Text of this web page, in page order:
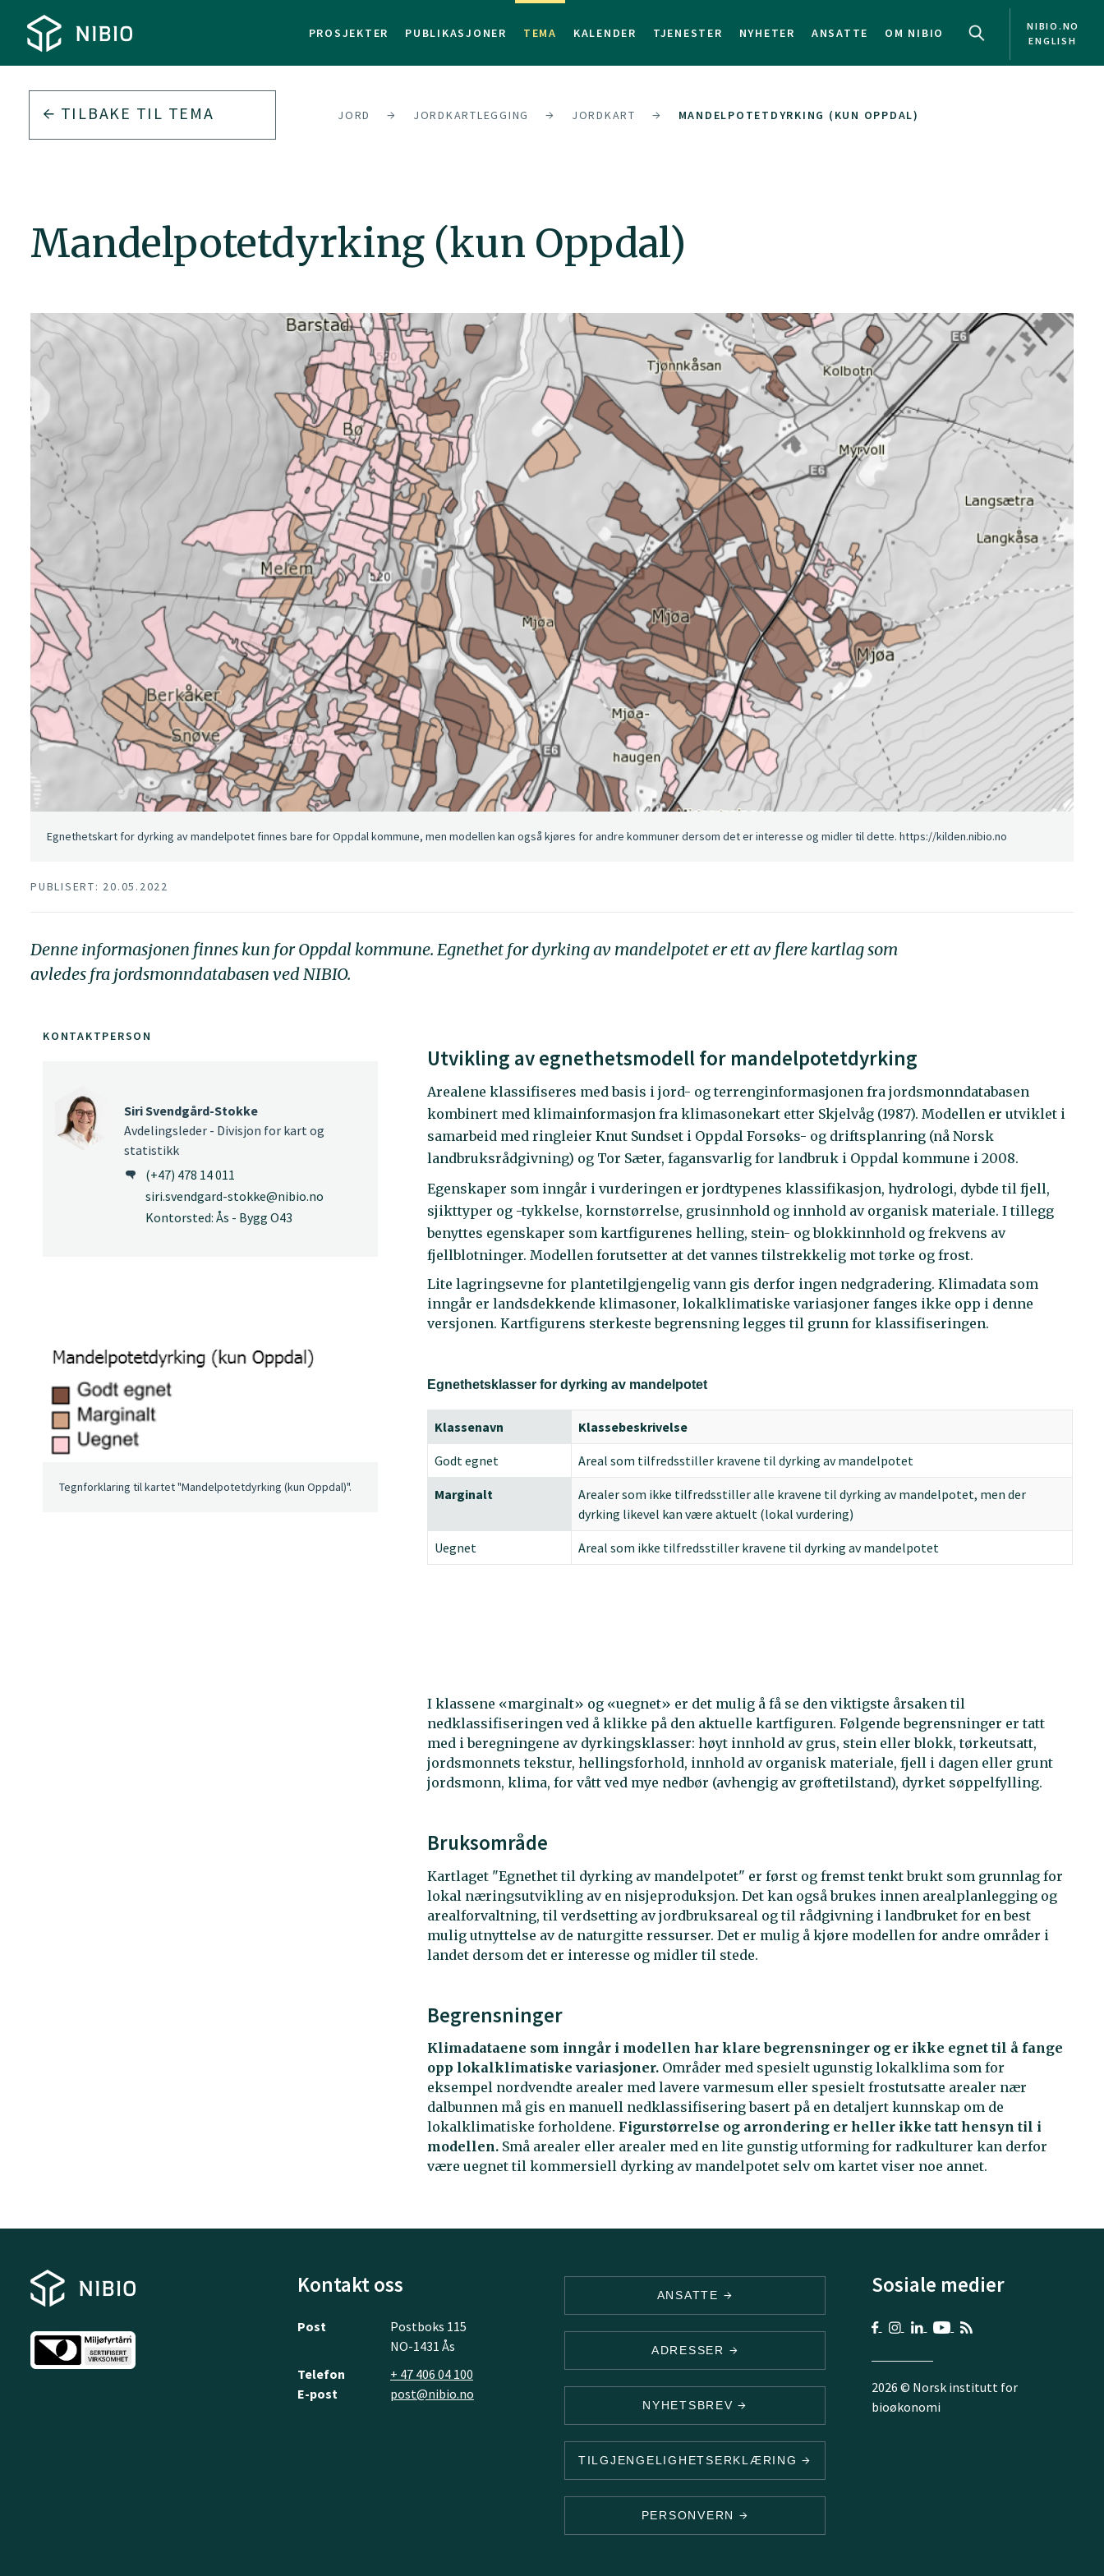
PROSJEKTER PUBLIKASJONER TEMA KALENDER TJENESTER NYHETER ANSATTE OM NIBIO
NIBIO.NO
ENGLISH
TILBAKE TIL TEMA JORD JORDKARTLEGGING JORDKART MANDELPOTETDYRKING (KUN OPPDAL)
Mandelpotetdyrking (kun Oppdal)
Egnethetskart for dyrking av mandelpotet finnes bare for Oppdal kommune, men modellen kan også kjøres for andre kommuner dersom det er interesse og midler til dette. https://kilden.nibio.no
PUBLISERT: 20.05.2022
Denne informasjonen finnes kun for Oppdal kommune. Egnethet for dyrking av mandelpotet er ett av flere kartlag som
avledes fra jordsmonndatabasen ved NIBIO.
Utvikling av egnethetsmodell for mandelpotetdyrking
Arealene klassifiseres med basis i jord- og terrenginformasjonen fra jordsmonndatabasen
kombinert med klimainformasjon fra klimasonekart etter Skjelvåg (1987). Modellen er utviklet i
samarbeid med ringleier Knut Sundset i Oppdal Forsøks- og driftsplanring (nå Norsk
landbruksrådgivning) og Tor Sæter, fagansvarlig for landbruk i Oppdal kommune i 2008.
Egenskaper som inngår i vurderingen er jordtypenes klassifikasjon, hydrologi, dybde til fjell,
sjikttyper og -tykkelse, kornstørrelse, grusinnhold og innhold av organisk materiale. I tillegg
benyttes egenskaper som kartfigurenes helling, stein- og blokkinnhold og frekvens av
fjellblotninger. Modellen forutsetter at det vannes tilstrekkelig mot tørke og frost.
Lite lagringsevne for plantetilgjengelig vann gis derfor ingen nedgradering. Klimadata som
inngår er landsdekkende klimasoner, lokalklimatiske variasjoner fanges ikke opp i denne
versjonen. Kartfigurens sterkeste begrensning legges til grunn for klassifiseringen.
Egnethetsklasser for dyrking av mandelpotet
Klassenavn Klassebeskrivelse
Godt egnet Areal som tilfredsstiller kravene til dyrking av mandelpotet
Marginalt
Arealer som ikke tilfredsstiller alle kravene til dyrking av mandelpotet, men der
dyrking likevel kan være aktuelt (lokal vurdering)
Uegnet Areal som ikke tilfredsstiller kravene til dyrking av mandelpotet
I klassene «marginalt» og «uegnet» er det mulig å få se den viktigste årsaken til
nedklassifiseringen ved å klikke på den aktuelle kartfiguren. Følgende begrensninger er tatt
med i beregningene av dyrkingsklasser: høyt innhold av grus, stein eller blokk, tørkeutsatt,
jordsmonnets tekstur, hellingsforhold, innhold av organisk materiale, fjell i dagen eller grunt
jordsmonn, klima, for vått ved mye nedbør (avhengig av grøftetilstand), dyrket søppelfylling.
Bruksområde
Kartlaget "Egnethet til dyrking av mandelpotet" er først og fremst tenkt brukt som grunnlag for
lokal næringsutvikling av en nisjeproduksjon. Det kan også brukes innen arealplanlegging og
arealforvaltning, til verdsetting av jordbruksareal og til rådgivning i landbruket for en best
mulig utnyttelse av de naturgitte ressurser. Det er mulig å kjøre modellen for andre områder i
landet dersom det er interesse og midler til stede.
Begrensninger
Klimadataene som inngår i modellen har klare begrensninger og er ikke egnet til å fange
opp lokalklimatiske variasjoner. Områder med spesielt ugunstig lokalklima som for
eksempel nordvendte arealer med lavere varmesum eller spesielt frostutsatte arealer nær
dalbunnen må gis en manuell nedklassifisering basert på en detaljert kunnskap om de
lokalklimatiske forholdene. Figurstørrelse og arrondering er heller ikke tatt hensyn til i
modellen. Små arealer eller arealer med en lite gunstig utforming for radkulturer kan derfor
være uegnet til kommersiell dyrking av mandelpotet selv om kartet viser noe annet.
KONTAKTPERSON
Siri Svendgård-Stokke
Avdelingsleder - Divisjon for kart og
statistikk
(+47) 478 14 011
siri.svendgard-stokke@nibio.no
Kontorsted: Ås - Bygg O43
Tegnforklaring til kartet "Mandelpotetdyrking (kun Oppdal)".
Kontakt oss
Post
Postboks 115
NO-1431 Ås
Telefon
+ 47 406 04 100
E-post
post@nibio.no
ANSATTE
ADRESSER
NYHETSBREV
TILGJENGELIGHETSERKLÆRING
PERSONVERN
Sosiale medier
2026 © Norsk institutt for
bioøkonomi